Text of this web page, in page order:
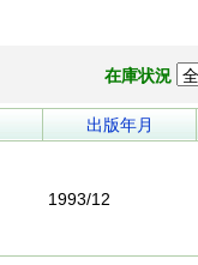
在庫状況
出版年月
1993/12